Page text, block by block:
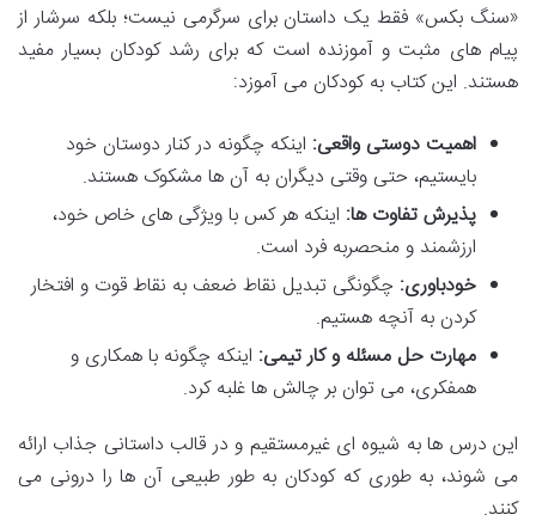
«سنگ بکس» فقط یک داستان برای سرگرمی نیست؛ بلکه سرشار از
پیام های مثبت و آموزنده است که برای رشد کودکان بسیار مفید
هستند. این کتاب به کودکان می آموزد:
اهمیت دوستی واقعی: اینکه چگونه در کنار دوستان خود
بایستیم، حتی وقتی دیگران به آن ها مشکوک هستند.
پذیرش تفاوت ها: اینکه هر کس با ویژگی های خاص خود،
ارزشمند و منحصربه فرد است.
خودباوری: چگونگی تبدیل نقاط ضعف به نقاط قوت و افتخار
کردن به آنچه هستیم.
مهارت حل مسئله و کار تیمی: اینکه چگونه با همکاری و
همفکری، می توان بر چالش ها غلبه کرد.
این درس ها به شیوه ای غیرمستقیم و در قالب داستانی جذاب ارائه
می شوند، به طوری که کودکان به طور طبیعی آن ها را درونی می
کنند.